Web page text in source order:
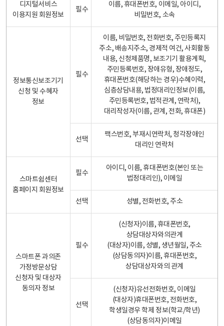
디지털서비스
이용지원 회원정보
필수
이름, 휴대폰번호, 이메일, 아이디,
비밀번호, 소속
정보통신보조기기
신청 및 수혜자
정보
필수
이름, 비밀번호, 전화번호, 주민등록지
주소, 배송지주소, 경제적 여건, 사회활동
내용, 신청제품명, 보조기기 활용계획,
주민등록번호, 장애유형, 장애정도,
휴대폰번호(해당하는 경우)수혜이력,
심층상담내용, 법정대리인정보(이름,
주민등록번호, 법적관계, 연락처),
대리작성자(이름, 관계, 전화, 휴대폰)
선택
팩스번호, 부재시연락처, 청각장애인
대리인 연락처
스마트쉼센터
홈페이지 회원정보
필수
아이디, 이름, 휴대폰번호(본인 또는
법정대리인), 이메일
선택 성별, 전화번호, 주소
스마트폰 과의존
가정방문상담
신청자 및 대상자
동의자 정보
필수
(신청자)이름, 휴대폰번호,
상담대상자와의관계
(대상자)이름, 성별, 생년월일, 주소
(상담동의자)이름, 휴대폰번호,
상담대상자와의 관계
선택
(신청자)유선전화번호, 이메일
(대상자)휴대폰번호, 전화번호,
학생일경우 학제 정보(학교/학년)
(상담동의자)이메일